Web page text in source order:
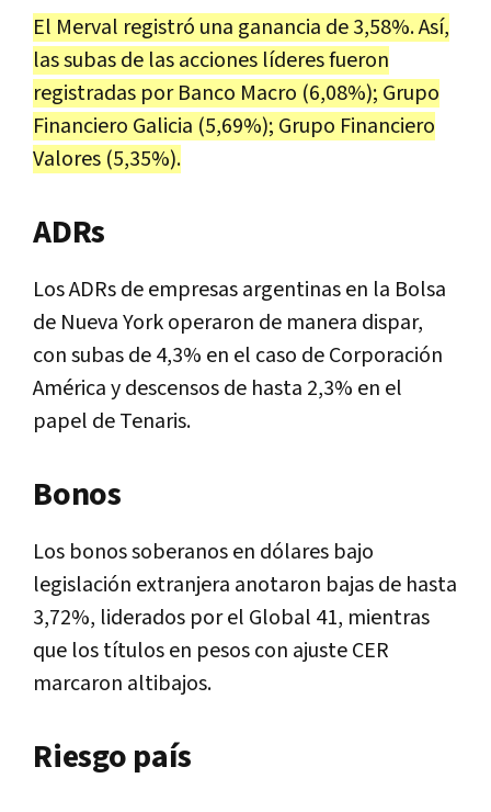
El Merval registró una ganancia de 3,58%. Así,
las subas de las acciones líderes fueron
registradas por Banco Macro (6,08%); Grupo
Financiero Galicia (5,69%); Grupo Financiero
Valores (5,35%).
ADRs
Los ADRs de empresas argentinas en la Bolsa
de Nueva York operaron de manera dispar,
con subas de 4,3% en el caso de Corporación
América y descensos de hasta 2,3% en el
papel de Tenaris.
Bonos
Los bonos soberanos en dólares bajo
legislación extranjera anotaron bajas de hasta
3,72%, liderados por el Global 41, mientras
que los títulos en pesos con ajuste CER
marcaron altibajos.
Riesgo país